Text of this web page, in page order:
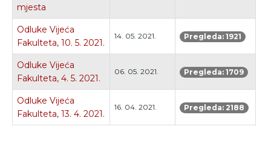
mjesta
Odluke Vijeća
Fakulteta, 10. 5. 2021.
14. 05. 2021. Pregleda: 1921
Odluke Vijeća
Fakulteta, 4. 5. 2021.
06. 05. 2021. Pregleda: 1709
Odluke Vijeća
Fakulteta, 13. 4. 2021.
16. 04. 2021. Pregleda: 2188